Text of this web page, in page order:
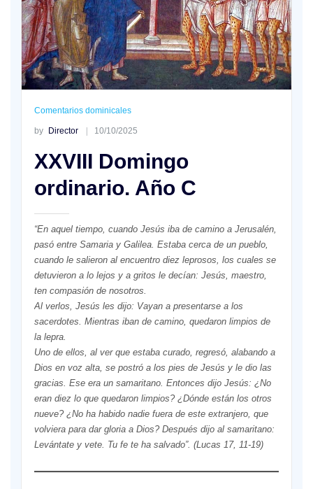
Comentarios dominicales
by Director 10/10/2025
XXVIII Domingo
ordinario. Año C
“En aquel tiempo, cuando Jesús iba de camino a Jerusalén,
pasó entre Samaria y Galilea. Estaba cerca de un pueblo,
cuando le salieron al encuentro diez leprosos, los cuales se
detuvieron a lo lejos y a gritos le decían: Jesús, maestro,
ten compasión de nosotros.
Al verlos, Jesús les dijo: Vayan a presentarse a los
sacerdotes. Mientras iban de camino, quedaron limpios de
la lepra.
Uno de ellos, al ver que estaba curado, regresó, alabando a
Dios en voz alta, se postró a los pies de Jesús y le dio las
gracias. Ese era un samaritano. Entonces dijo Jesús: ¿No
eran diez lo que quedaron limpios? ¿Dónde están los otros
nueve? ¿No ha habido nadie fuera de este extranjero, que
volviera para dar gloria a Dios? Después dijo al samaritano:
Levántate y vete. Tu fe te ha salvado”. (Lucas 17, 11-19)